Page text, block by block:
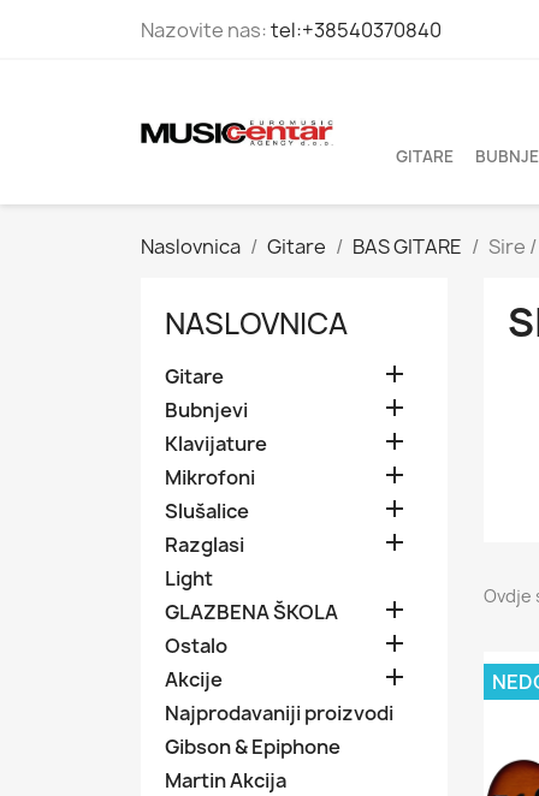
Nazovite nas:tel:+38540370840
GITARE
Naslovnica Gitare BAS GITARE Sire
NASLOVNICA
Gitare 
Bubnjevi 
Klavijature 
Mikrofoni 
Slušalice 
Razglasi 
Light
GLAZBENA ŠKOLA

Ostalo 
Akcije 
Najprodavaniji proizvodi
Gibson & Epiphone
Martin Akcija
Ovdje